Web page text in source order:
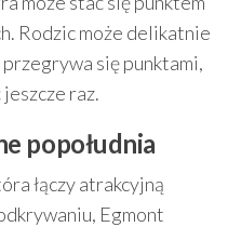
Rodzic może delikatnie
przegrywa się punktami,
raz.
popołudnia
łączy atrakcyjną
Egmont